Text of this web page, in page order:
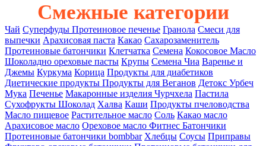
Смежные категории
Чай Суперфуды Протеиновое печенье Гранола Смеси для
выпечки Арахисовая паста Какао Сахарозаменитель
Протеиновые батончики Клетчатка Семена Кокосовое Масло
Шоколадно ореховые пасты Крупы Семена Чиа Варенье и
Джемы Куркума Корица Продукты для диабетиков
Диетические продукты Продукты для Веганов Детокс Урбеч
Мука Печенье Макаронные изделия Чурчхела Пастила
Сухофрукты Шоколад Халва Каши Продукты пчеловодства
Масло пищевое Растительное масло Соль Какао масло
Арахисовое масло Ореховое масло Фитнес Батончики
Протеиновые батончики bombbar Хлебцы Соусы Приправы